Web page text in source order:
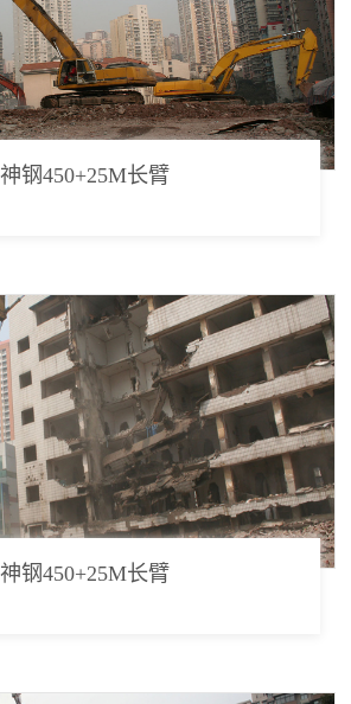
神钢450+25M长臂
神钢450+25M长臂